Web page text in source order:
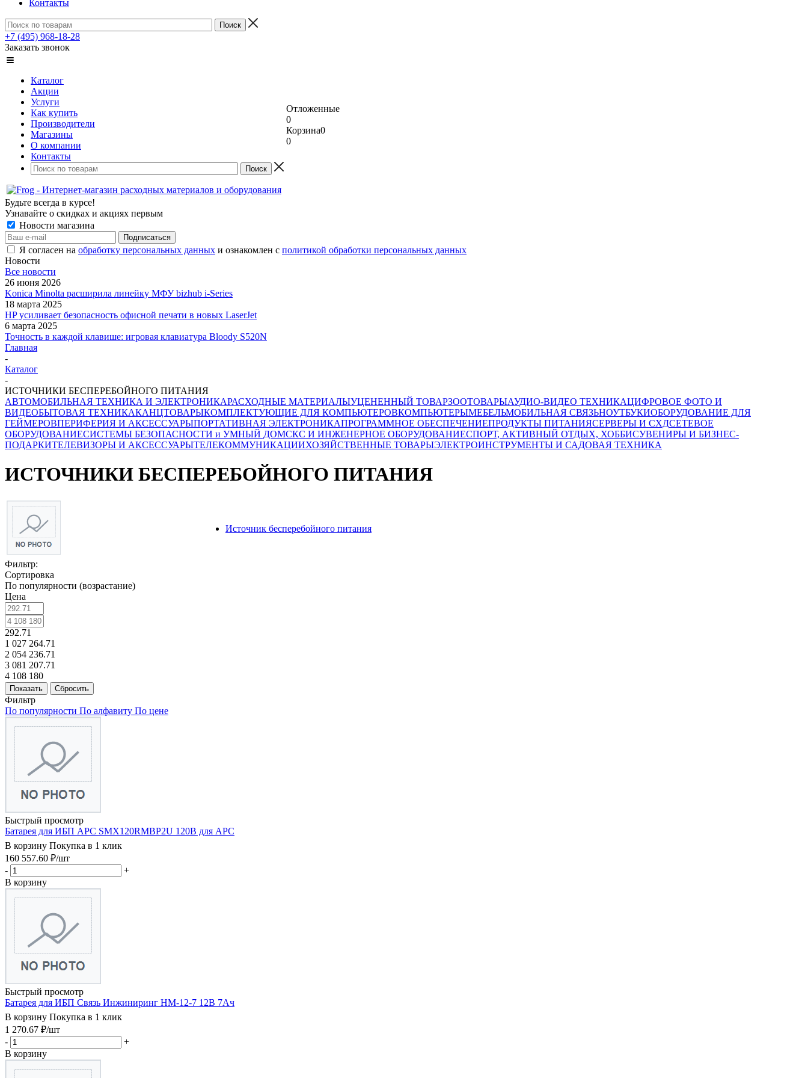
Контакты
+7 (495) 968-18-28
Заказать звонок
Каталог
Акции
Услуги
Как купить
Производители
Магазины
О компании
Контакты
Отложенные
0
Корзина0
0
Будьте всегда в курсе!
Узнавайте о скидках и акциях первым
Новости магазина
Я согласен на обработку персональных данных и ознакомлен с политикой обработки персональных данных
Новости
Все новости
26 июня 2026
Konica Minolta расширила линейку МФУ bizhub i-Series
18 марта 2025
HP усиливает безопасность офисной печати в новых LaserJet
6 марта 2025
Точность в каждой клавише: игровая клавиатура Bloody S520N
Главная
-
Каталог
-
ИСТОЧНИКИ БЕСПЕРЕБОЙНОГО ПИТАНИЯ
АВТОМОБИЛЬНАЯ ТЕХНИКА И ЭЛЕКТРОНИКАРАСХОДНЫЕ МАТЕРИАЛЫУЦЕНЕННЫЙ ТОВАРЗООТОВАРЫАУДИО-ВИДЕО ТЕХНИКАЦИФРОВОЕ ФОТО И
ВИДЕОБЫТОВАЯ ТЕХНИКАКАНЦТОВАРЫКОМПЛЕКТУЮЩИЕ ДЛЯ КОМПЬЮТЕРОВКОМПЬЮТЕРЫМЕБЕЛЬМОБИЛЬНАЯ СВЯЗЬНОУТБУКИОБОРУДОВАНИЕ ДЛЯ
ГЕЙМЕРОВПЕРИФЕРИЯ И АКСЕССУАРЫПОРТАТИВНАЯ ЭЛЕКТРОНИКАПРОГРАММНОЕ ОБЕСПЕЧЕНИЕПРОДУКТЫ ПИТАНИЯСЕРВЕРЫ И СХДСЕТЕВОЕ
ОБОРУДОВАНИЕСИСТЕМЫ БЕЗОПАСНОСТИ и УМНЫЙ ДОМСКС И ИНЖЕНЕРНОЕ ОБОРУДОВАНИЕСПОРТ, АКТИВНЫЙ ОТДЫХ, ХОББИСУВЕНИРЫ И БИЗНЕС-
ПОДАРКИТЕЛЕВИЗОРЫ И АКСЕССУАРЫТЕЛЕКОММУНИКАЦИИХОЗЯЙСТВЕННЫЕ ТОВАРЫЭЛЕКТРОИНСТРУМЕНТЫ И САДОВАЯ ТЕХНИКА
ИСТОЧНИКИ БЕСПЕРЕБОЙНОГО ПИТАНИЯ
Источник бесперебойного питания
Фильтр:
Сортировка
По популярности (возрастание)
Цена
292.71
1 027 264.71
2 054 236.71
3 081 207.71
4 108 180
Показать Сбросить
Фильтр
По популярности По алфавиту По цене
Быстрый просмотр
Батарея для ИБП APC SMX120RMBP2U 120В для APC
В корзину Покупка в 1 клик
160 557.60 ₽/шт
-
+
В корзину
Быстрый просмотр
Батарея для ИБП Связь Инжиниринг HM-12-7 12В 7Ач
В корзину Покупка в 1 клик
1 270.67 ₽/шт
-
+
В корзину